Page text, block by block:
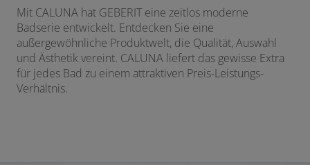
Mit CALUNA hat GEBERIT eine zeitlos moderne
Badserie entwickelt. Entdecken Sie eine
außergewöhnliche Produktwelt, die Qualität, Auswahl
und Ästhetik vereint. CALUNA liefert das gewisse Extra
für jedes Bad zu einem attraktiven Preis-Leistungs-
Verhältnis.